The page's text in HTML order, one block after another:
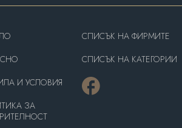
И УСЛОВИЯ
ЗА
СПИСЪК НА ФИРМИТЕ
СПИСЪК НА КАТЕГОРИИ